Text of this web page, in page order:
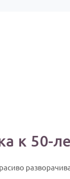
к 50-